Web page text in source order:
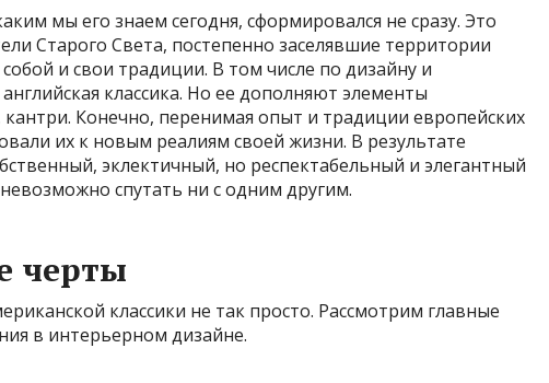
мы его знаем сегодня, сформировался не сразу. Это
Старого Света, постепенно заселявшие территории
и свои традиции. В том числе по дизайну и
классика. Но ее дополняют элементы
кантри. Конечно, перенимая опыт и традиции европейских
их к новым реалиям своей жизни. В результате
эклектичный, но респектабельный и элегантный
спутать ни с одним другим.
черты
классики не так просто. Рассмотрим главные
в интерьерном дизайне.